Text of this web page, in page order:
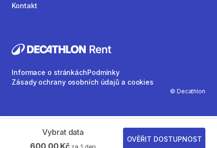
Vybrat data
600,00 Kč
OVĚŘIT DOSTUPNOST
Kontakt
© Decathlon
Informace o stránkáchPodmínky
Zásady ochrany osobních údajů a cookies